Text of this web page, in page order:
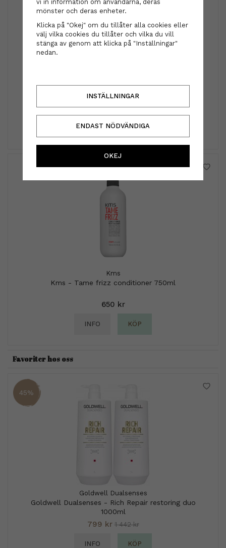
Kms - Hairstay Anti-humidity seal 150ml
290 kr
INFO KÖP
Kms
Kms - Tame frizz conditioner 750ml
650 kr
INFO KÖP
Favoriter hos oss
45%
Goldwell Dualsenses
Goldwell Dualsenses - Rich Repair restoring duo
1000ml
799 kr 1 442 kr
INFO KÖP
vi in information om användarna, deras
mönster och deras enheter.
Klicka på "Okej" om du tillåter alla cookies eller
välj vilka cookies du tillåter och vilka du vill
stänga av genom att klicka på "Inställningar"
nedan.
INSTÄLLNINGAR
ENDAST NÖDVÄNDIGA
OKEJ